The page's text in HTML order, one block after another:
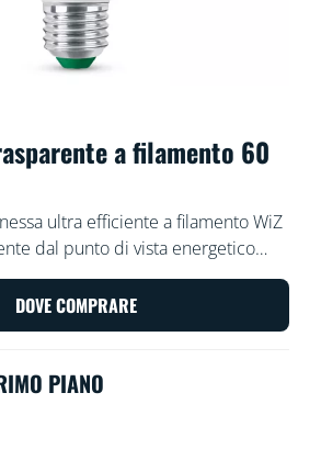
a filamento 60
ultra efficiente a filamento WiZ
dal punto di vista energetico
Questa lampadina connessa di
il 40% di energia in meno rispetto ai
lampadine LED collegate. Con
accendendosi automaticamente
Puoi supportare le tue routine
DOVE COMPRARE
PIANO